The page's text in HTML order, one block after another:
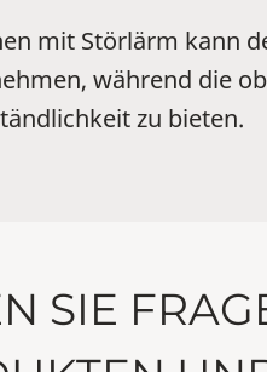
mit Störlärm kann
während die
zu bieten.
SIE